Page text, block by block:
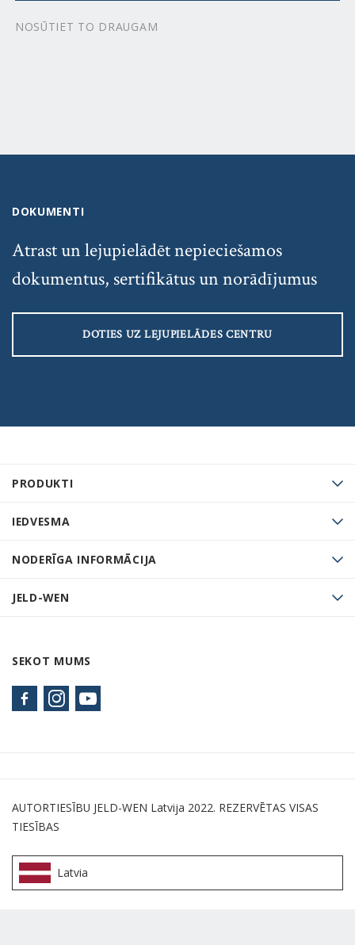
NOSŪTIET TO DRAUGAM
PRODUKTI
IEDVESMA
NODERĪGA INFORMĀCIJA
JELD-WEN
SEKOT MUMS
DOKUMENTI
Atrast un lejupielādēt nepieciešamos
dokumentus, sertifikātus un norādījumus
DOTIES UZ LEJUPIELĀDES CENTRU
AUTORTIESĪBU JELD-WEN Latvija 2022. REZERVĒTAS VISAS
TIESĪBAS
Latvia